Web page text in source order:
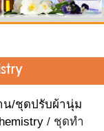
น/ชุดปรับผ้านุ่ม
/ ชุดทำ